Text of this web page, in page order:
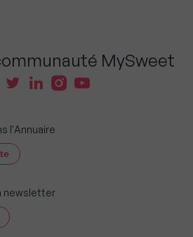
MySweet
l'Annuaire
newsletter